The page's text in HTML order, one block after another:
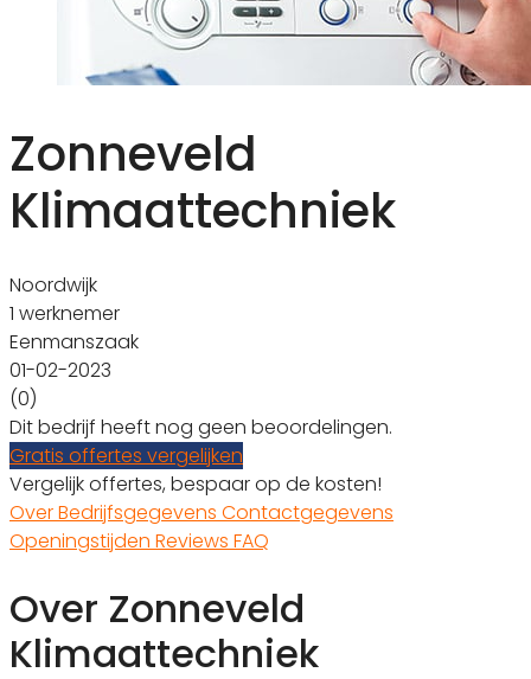
Zonneveld
Klimaattechniek
Noordwijk
1 werknemer
Eenmanszaak
01-02-2023
(0)
Dit bedrijf heeft nog geen beoordelingen.
Gratis offertes vergelijken
Vergelijk offertes, bespaar op de kosten!
OverBedrijfsgegevens Contactgegevens
Openingstijden Reviews FAQ
Over Zonneveld
Klimaattechniek